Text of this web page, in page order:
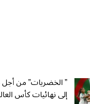
” الخضريات” من أجل
إلى نهائيات كأس